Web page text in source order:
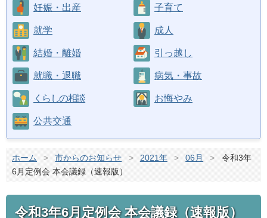
妊娠・出産 子育て
就学 成人
結婚・離婚 引っ越し
就職・退職 病気・事故
くらしの相談 お悔やみ
公共交通
ホーム > 市からのお知らせ > 2021年 > 06月 >
令和3年
6月定例会 本会議録（速報版）
令和3年6月定例会 本会議録（速報版）